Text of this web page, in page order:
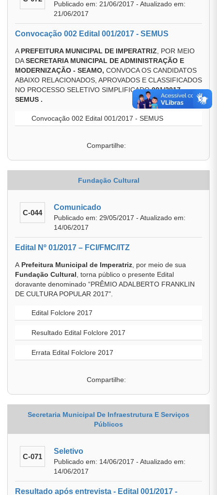
Publicado em: 21/06/2017 - Atualizado em:
21/06/2017
Convocação 002 Edital 001/2017 - SEMUS
A PREFEITURA MUNICIPAL DE IMPERATRIZ , POR MEIO
DASECRETARIA MUNICIPAL DE ADMINISTRAÇÃO E
MODERNIZAÇÃO - SEAMO, CONVOCA OS CANDIDATOS
ABAIXO RELACIONADOS, APROVADOS E CLASSIFICADOS
NO PROCESSO SELETIVO SIMPLIFICADO001/2017 -
SEMUS .
Convocação 002 Edital 001/2017 - SEMUS
Compartilhe:
Fundação Cultural
C-044
Comunicado
Publicado em: 29/05/2017 - Atualizado em:
14/06/2017
Edital Nº 01/2017 – FCI/FMC/ITZ
A Prefeitura Municipal de Imperatriz , por meio de sua
Fundação Cultural , torna público o presente Edital
doravante denominado “PRÊMIO ADALBERTO FRANKLIN
DE CULTURA POPULAR 2017".
Edital Folclore 2017
Resultado Edital Folclore 2017
Errata Edital Folclore 2017
Compartilhe:
Secretaria Municipal De Infraestrutura E Serviços
Públicos
C-071
Seletivo
Publicado em: 14/06/2017 - Atualizado em:
14/06/2017
Resultado após entrevista - Edital 001/2017 -